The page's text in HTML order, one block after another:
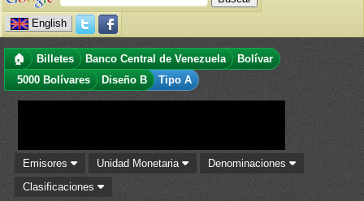
English
🏠 Billetes Banco Central de Venezuela
Bolívar
5000 Bolívares
Diseño B Tipo A
Emisores Unidad Monetaria
Denominaciones
Clasificaciones